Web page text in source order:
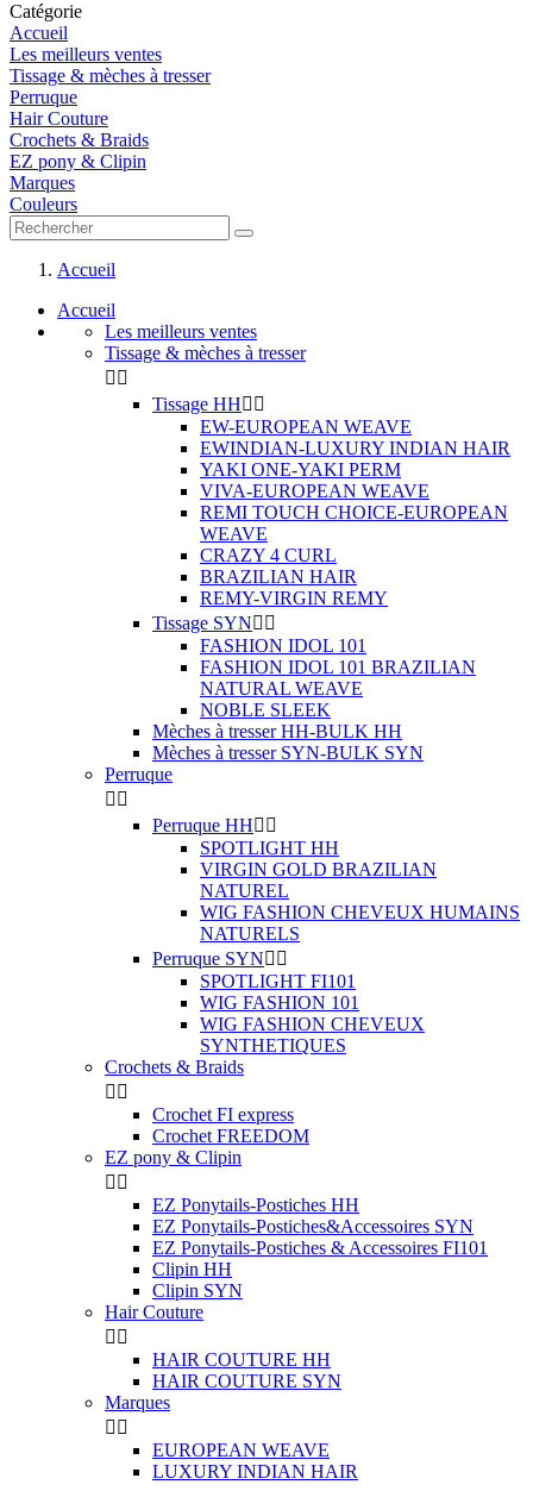
Catégorie
Accueil
Les meilleurs ventes
Tissage & mèches à tresser
Perruque
Hair Couture
Crochets & Braids
EZ pony & Clipin
Marques
Couleurs
Accueil
Accueil
Les meilleurs ventes
Tissage & mèches à tresser
 
Tissage HH 
EW-EUROPEAN WEAVE
EWINDIAN-LUXURY INDIAN HAIR
YAKI ONE-YAKI PERM
VIVA-EUROPEAN WEAVE
REMI TOUCH CHOICE-EUROPEAN
WEAVE
CRAZY 4 CURL
BRAZILIAN HAIR
REMY-VIRGIN REMY
Tissage SYN 
FASHION IDOL 101
FASHION IDOL 101 BRAZILIAN
NATURAL WEAVE
NOBLE SLEEK
Mèches à tresser HH-BULK HH
Mèches à tresser SYN-BULK SYN
Perruque
 
Perruque HH 
SPOTLIGHT HH
VIRGIN GOLD BRAZILIAN
NATUREL
WIG FASHION CHEVEUX HUMAINS
NATURELS
Perruque SYN 
SPOTLIGHT FI101
WIG FASHION 101
WIG FASHION CHEVEUX
SYNTHETIQUES
Crochets & Braids
 
Crochet FI express
Crochet FREEDOM
EZ pony & Clipin
 
EZ Ponytails-Postiches HH
EZ Ponytails-Postiches&Accessoires SYN
EZ Ponytails-Postiches & Accessoires FI101
Clipin HH
Clipin SYN
Hair Couture
 
HAIR COUTURE HH
HAIR COUTURE SYN
Marques
 
EUROPEAN WEAVE
LUXURY INDIAN HAIR